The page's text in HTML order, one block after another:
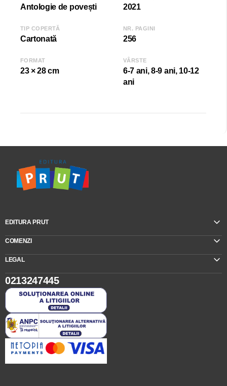
Antologie de povești 2021
TIP COPERTĂ
Cartonată
NR. PAGINI
256
FORMAT
23 × 28 cm
VÂRSTE
6-7 ani, 8-9 ani, 10-12
ani
EDITURA PRUT
COMENZI
LEGAL
0213247445